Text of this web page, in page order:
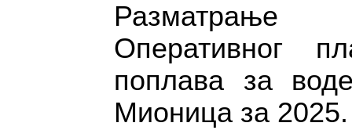
Оперативног
поплава за
Мионица за 2025.